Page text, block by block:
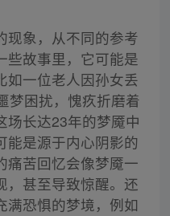
现象，从不同的参考
些故事里，它可能是
如一位老人因孙女丢
梦困扰，愧疚折磨着
场长达23年的梦魇中
能是源于内心阴影的
痛苦回忆会像梦魇一
，甚至导致惊醒。还
满恐惧的梦境，例如